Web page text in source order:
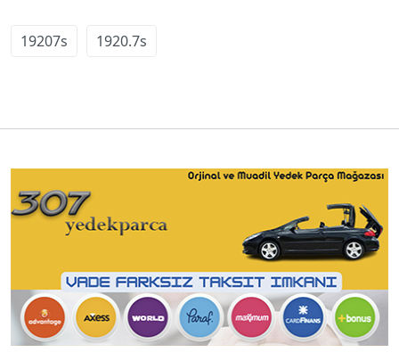
19207s 1920.7s